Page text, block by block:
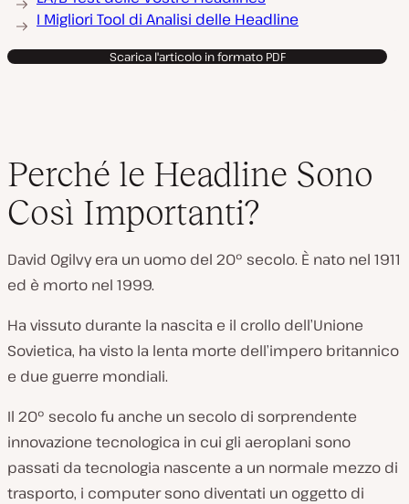
I Migliori Tool di Analisi delle Headline
Scarica l'articolo in formato PDF
Perché le Headline Sono
Così Importanti?
David Ogilvy era un uomo del 20° secolo. È nato nel 1911
ed è morto nel 1999.
Ha vissuto durante la nascita e il crollo dell’Unione
Sovietica, ha visto la lenta morte dell’impero britannico
e due guerre mondiali.
Il 20° secolo fu anche un secolo di sorprendente
innovazione tecnologica in cui gli aeroplani sono
passati da tecnologia nascente a un normale mezzo di
trasporto, i computer sono diventati un oggetto di